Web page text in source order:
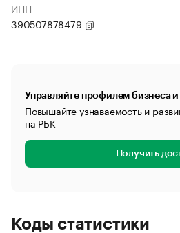
ИНН
390507878479
Управляйте профилем бизнеса
Повышайте узнаваемость и
на РБК
Получить
Коды статистики